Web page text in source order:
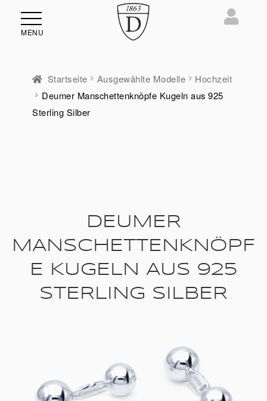
MENU
Startseite Ausgewählte Modelle
Hochzeit
Deumer Manschettenknöpfe Kugeln aus 925
Sterling Silber
DEUMER
MANSCHETTENKNÖPF
E KUGELN AUS 925
STERLING SILBER